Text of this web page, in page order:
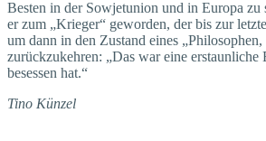
Besten in der Sowjetunion und in Europa zu
er zum „Krieger“ geworden, der bis zur
um dann in den Zustand eines „Philosophen,
zurückzukehren: „Das war eine erstaunliche
besessen hat.“
Tino Künzel